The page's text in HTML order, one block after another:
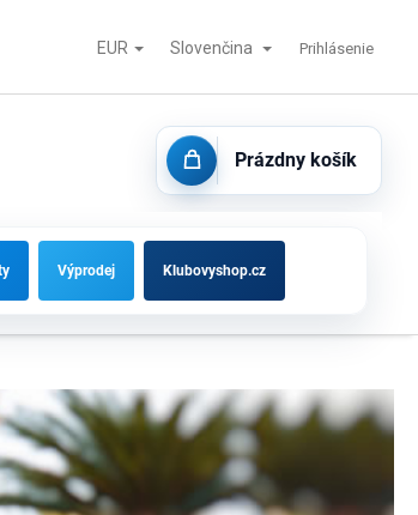
bránky, striedačky a vybavenie ihrísk Kontakty
EUR Slovenčina Prihlásenie
NÁKUPNÝ
KOŠÍK
Prázdny košík
Výprodej Klubovyshop.cz